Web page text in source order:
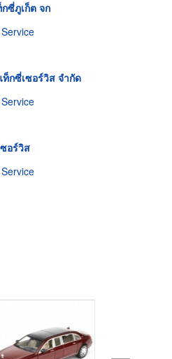
ซี่ภูเก็ต จก
กซี่เซอร์วิส จำกัด
อร์วิส